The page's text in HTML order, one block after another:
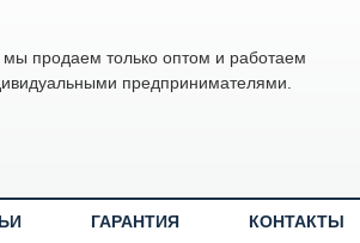
продаем только оптом и работаем
предпринимателями.
ГАРАНТИЯ КОНТАКТЫ